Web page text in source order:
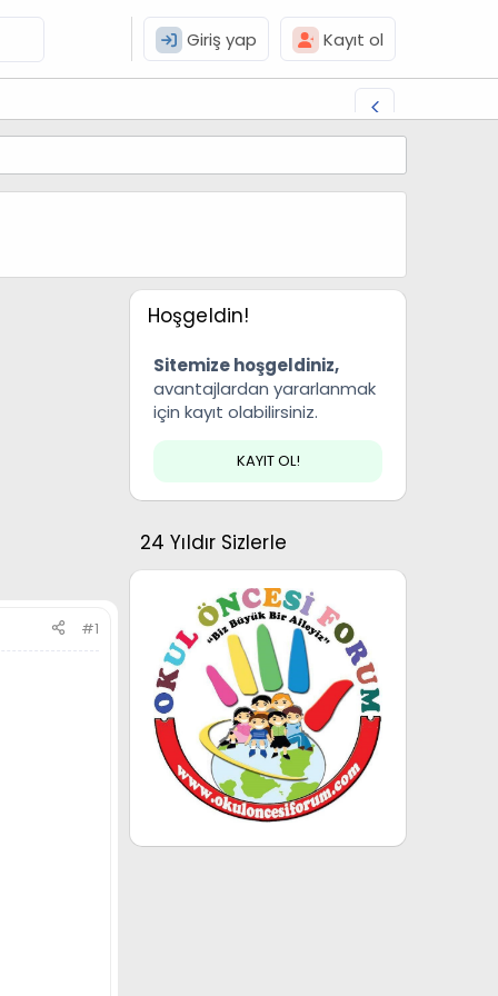
Giriş yap Kayıt ol
#1
Hoşgeldin!
Sitemize hoşgeldiniz,
avantajlardan yararlanmak
için kayıt olabilirsiniz.
KAYIT OL!
24 Yıldır Sizlerle